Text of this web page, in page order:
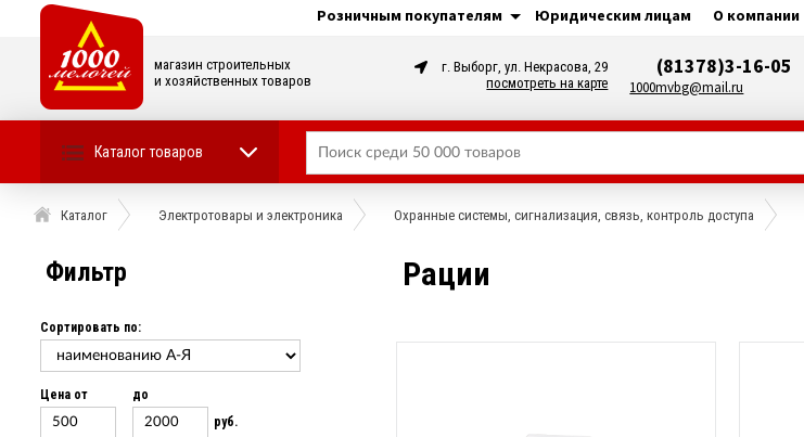
Розничным покупателям Юридическим лицам О компании
магазин строительных
и хозяйственных товаров
г. Выборг, ул. Некрасова, 29
посмотреть на карте
(81378)3-16-05
1000mvbg@mail.ru
Каталог товаров
Каталог Электротовары и электроника Охранные системы, сигнализация, связь, контроль доступа
Фильтр
Сортировать по:
Цена от
до
руб.
Рации